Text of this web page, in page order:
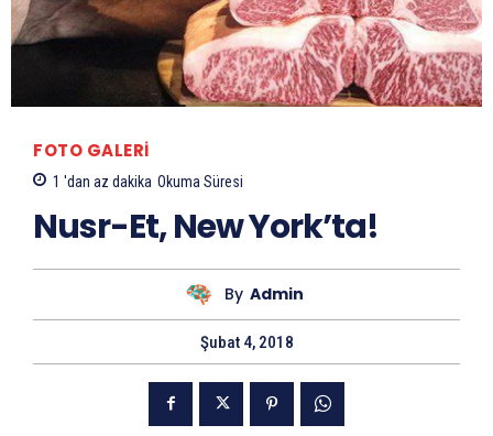
FOTO GALERI
1 'dan az dakika Okuma Süresi
Nusr-Et, New York’ta!
By Admin
Şubat 4, 2018